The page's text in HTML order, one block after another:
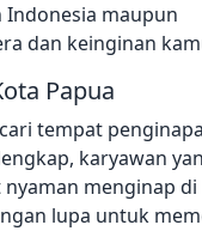
maupun
dan keinginan
Papua
tempat
karyawan
menginap
lupa untuk